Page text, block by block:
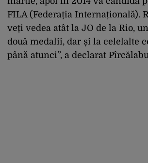
FILA (Federația Internațională).
veți vedea atât la JO de la Rio,
două medalii, dar și la celelalte
până atunci”, a declarat